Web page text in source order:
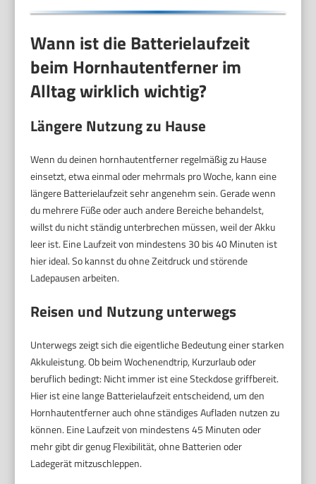
Wann ist die Batterielaufzeit
beim Hornhautentferner im
Alltag wirklich wichtig?
Längere Nutzung zu Hause
Wenn du deinen hornhautentferner regelmäßig zu Hause
einsetzt, etwa einmal oder mehrmals pro Woche, kann eine
längere Batterielaufzeit sehr angenehm sein. Gerade wenn
du mehrere Füße oder auch andere Bereiche behandelst,
willst du nicht ständig unterbrechen müssen, weil der Akku
leer ist. Eine Laufzeit von mindestens 30 bis 40 Minuten ist
hier ideal. So kannst du ohne Zeitdruck und störende
Ladepausen arbeiten.
Reisen und Nutzung unterwegs
Unterwegs zeigt sich die eigentliche Bedeutung einer starken
Akkuleistung. Ob beim Wochenendtrip, Kurzurlaub oder
beruflich bedingt: Nicht immer ist eine Steckdose griffbereit.
Hier ist eine lange Batterielaufzeit entscheidend, um den
Hornhautentferner auch ohne ständiges Aufladen nutzen zu
können. Eine Laufzeit von mindestens 45 Minuten oder
mehr gibt dir genug Flexibilität, ohne Batterien oder
Ladegerät mitzuschleppen.